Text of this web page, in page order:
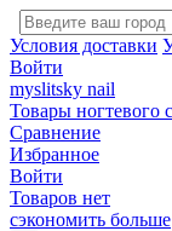
Условия доставки
Войти
myslitsky nail
Товары ногтевого
Сравнение
Избранное
Войти
Товаров нет
сэкономить больше